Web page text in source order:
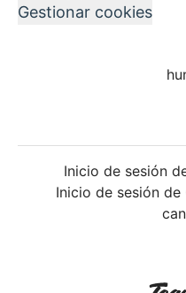
Gestionar cookies
Inicio de sesión
Inicio de sesión